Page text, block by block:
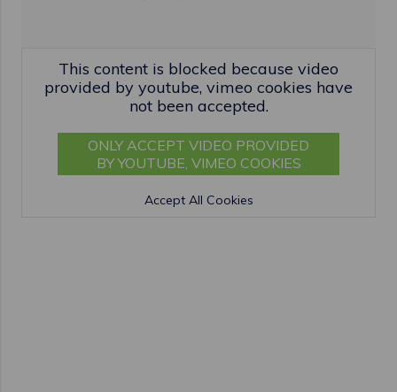
This content is blocked because video
provided by youtube, vimeo cookies have
not been accepted.
ONLY ACCEPT VIDEO PROVIDED
BY YOUTUBE, VIMEO COOKIES
Accept All Cookies